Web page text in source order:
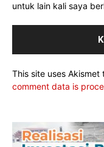
untuk lain kali saya
This site uses Akismet
comment data is